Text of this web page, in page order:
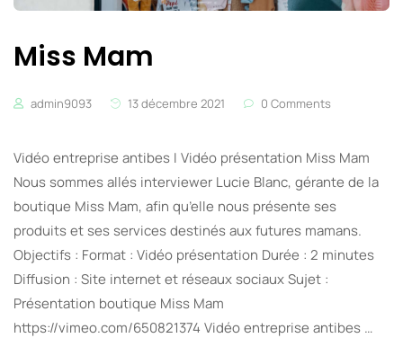
Miss Mam
admin9093 13 décembre 2021 0 Comments
Vidéo entreprise antibes I Vidéo présentation Miss Mam
Nous sommes allés interviewer Lucie Blanc, gérante de la
boutique Miss Mam, afin qu’elle nous présente ses
produits et ses services destinés aux futures mamans.
Objectifs : Format : Vidéo présentation Durée : 2 minutes
Diffusion : Site internet et réseaux sociaux Sujet :
Présentation boutique Miss Mam
https://vimeo.com/650821374 Vidéo entreprise antibes …